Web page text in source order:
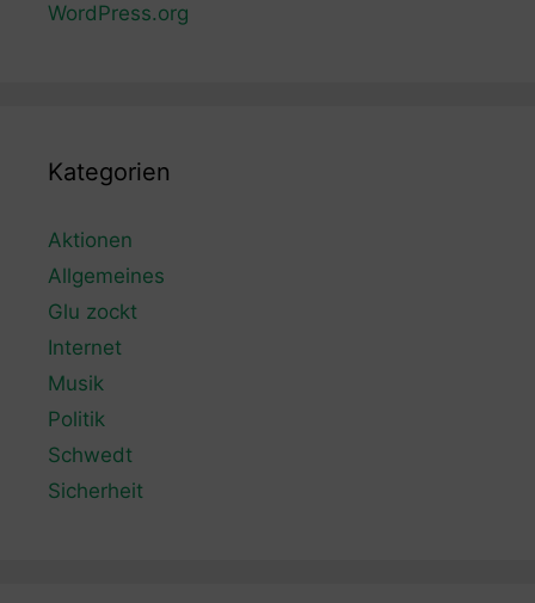
WordPress.org
Kategorien
Aktionen
Allgemeines
Glu zockt
Internet
Musik
Politik
Schwedt
Sicherheit